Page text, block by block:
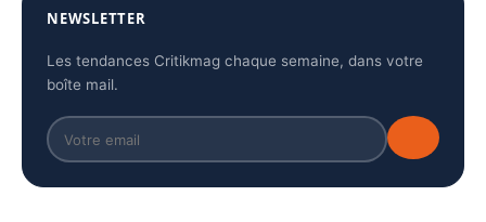
NEWSLETTER
Les tendances Critikmag chaque semaine, dans votre
boîte mail.